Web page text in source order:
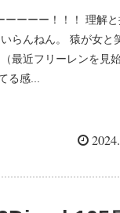
ーーー！！！ 理解と
らんねん。 猿が女と
最近フリーレンを見
る感...